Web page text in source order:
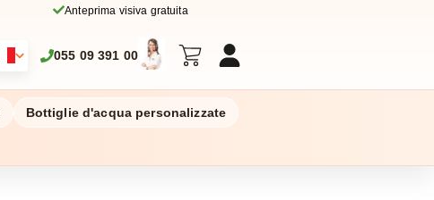
Anteprima visiva gratuita
055 09 391 00
Bottiglie d'acqua personalizzate